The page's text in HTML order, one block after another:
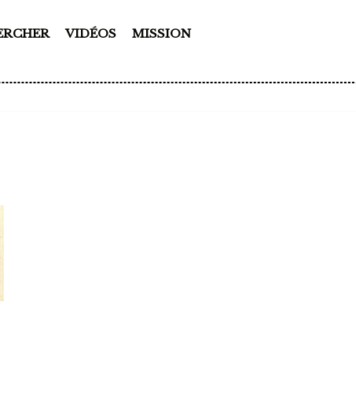
VIDÉOS MISSION